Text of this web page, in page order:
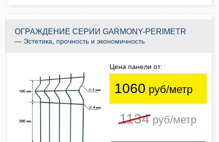
ОГРАЖДЕНИЕ СЕРИИ GARMONY-PERIMETR
— Эстетика, прочность и экономичность
Цена панели от:
1060 руб/метр
1134руб/метр